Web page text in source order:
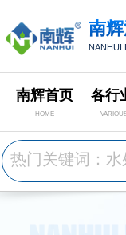
南
NANHUI
南辉首页
HOME
各行